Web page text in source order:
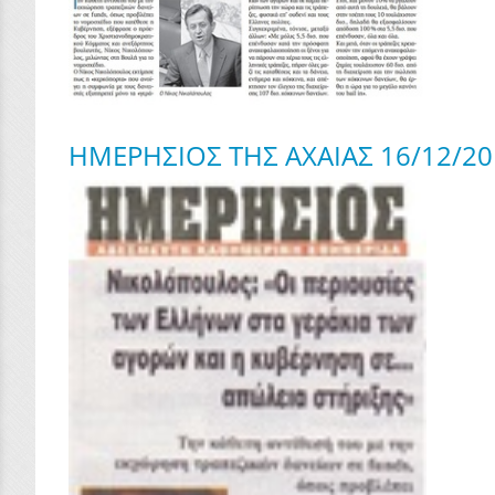
ΗΜΕΡΗΣΙΟΣ ΤΗΣ ΑΧΑΙΑΣ 16/12/